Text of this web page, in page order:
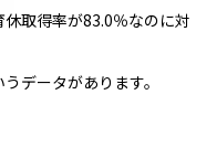
休取得率が83.0％なのに対
うデータがあります。